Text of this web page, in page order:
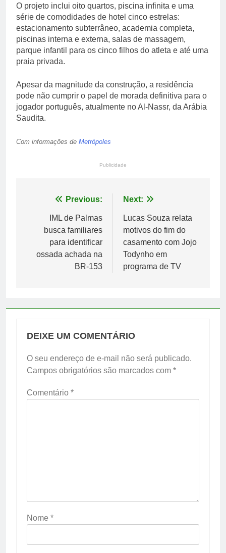
O projeto inclui oito quartos, piscina infinita e uma
série de comodidades de hotel cinco estrelas:
estacionamento subterrâneo, academia completa,
piscinas interna e externa, salas de massagem,
parque infantil para os cinco filhos do atleta e até uma
praia privada.
Apesar da magnitude da construção, a residência
pode não cumprir o papel de morada definitiva para o
jogador português, atualmente no Al-Nassr, da Arábia
Saudita.
Com informações de Metrópoles
Publicidade
Navegação
Post
Previous:
IML de Palmas
busca familiares
para identificar
ossada achada na
BR-153
Next:
Lucas Souza relata
motivos do fim do
casamento com Jojo
Todynho em
programa de TV
DEIXE UM COMENTÁRIO
O seu endereço de e-mail não será publicado.
Campos obrigatórios são marcados com *
Comentário *
Nome *